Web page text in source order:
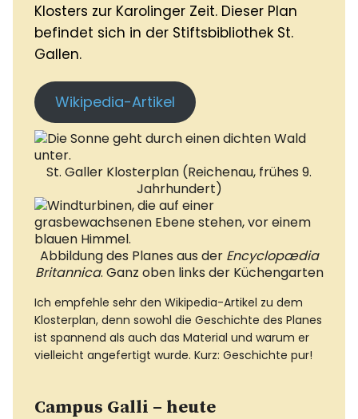
Klosters zur Karolinger Zeit. Dieser Plan
befindet sich in der Stiftsbibliothek St.
Gallen.
Wikipedia-Artikel
St. Galler Klosterplan (Reichenau, frühes 9.
Jahrhundert)
Abbildung des Planes aus der Encyclopædia
Britannica. Ganz oben links der Küchengarten
Ich empfehle sehr den Wikipedia-Artikel zu dem
Klosterplan, denn sowohl die Geschichte des Planes
ist spannend als auch das Material und warum er
vielleicht angefertigt wurde. Kurz: Geschichte pur!
Campus Galli – heute